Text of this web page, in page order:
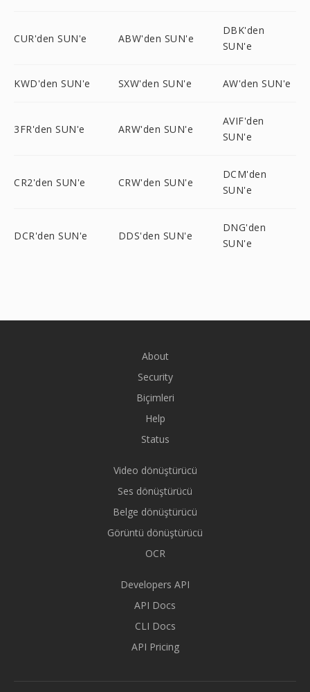
CUR'den SUN'e ABW'den SUN'e
DBK'den
SUN'e
KWD'den SUN'e SXW'den SUN'e AW'den SUN'e
3FR'den SUN'e ARW'den SUN'e
AVIF'den
SUN'e
CR2'den SUN'e CRW'den SUN'e
DCM'den
SUN'e
DCR'den SUN'e DDS'den SUN'e
DNG'den
SUN'e
About
Security
Biçimleri
Help
Status
Video dönüştürücü
Ses dönüştürücü
Belge dönüştürücü
Görüntü dönüştürücü
OCR
Developers API
API Docs
CLI Docs
API Pricing